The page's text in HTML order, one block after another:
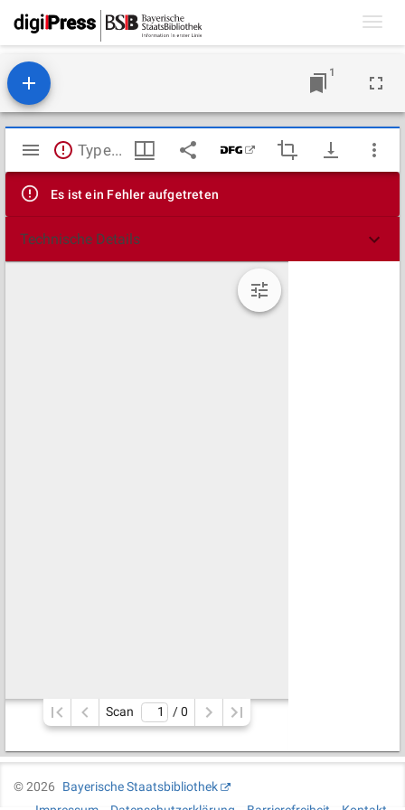
1
Mirador
Viewer
TypeError: Failed to fetch
Es ist ein Fehler aufgetreten
Technische Details
Scan / 0
©2026
Bayerische Staatsbibliothek